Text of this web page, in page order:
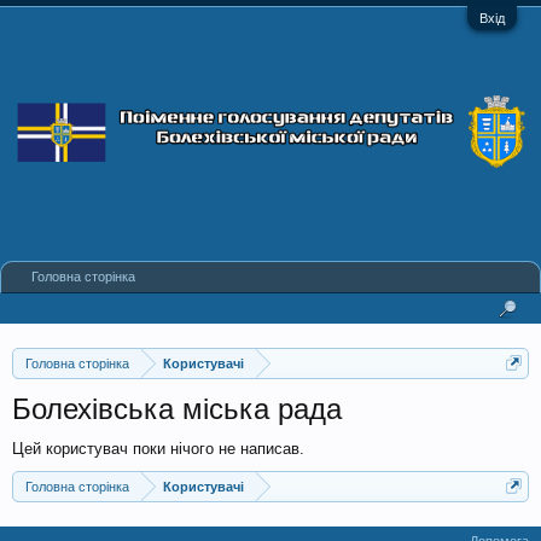
Вхід
Головна сторінка Користувачі
Болехівська міська рада
Цей користувач поки нічого не написав.
Головна сторінка Користувачі
Головна сторінка